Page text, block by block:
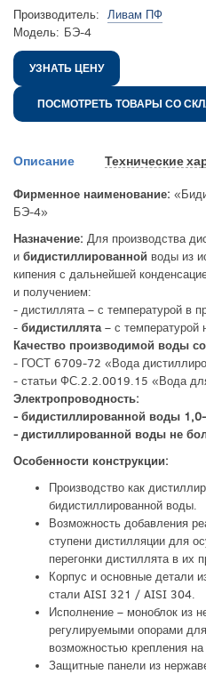
Производитель: Ливам ПФ
Модель: БЭ-4
УЗНАТЬ ЦЕНУ
ПОСМОТРЕТЬ ТОВАРЫ СО
Описание Технические
Фирменное наименование:
БЭ-4»
Назначение: Для производства
и бидистиллированной воды из
кипения с дальнейшей
и получением:
- дистиллята – с температурой в
- бидистиллята– с температурой
Качество производимой воды
- ГОСТ 6709-72 «Вода
- статьи ФС.2.2.0019.15 «Вода
Электропроводность:
- бидистиллированной воды
- дистиллированной воды не
Особенности конструкции:
Производство как
бидистиллированной воды.
Возможность добавления
ступени дистилляции для
перегонки дистиллята в их
Корпус и основные детали
стали AISI 321 / AISI 304.
Исполнение – моноблок из
регулируемыми опорами
возможностью крепления на
Защитные панели из